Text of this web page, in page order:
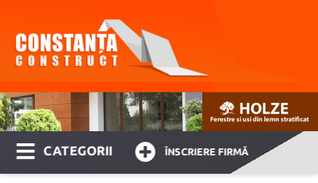
CATEGORII ÎNSCRIERE FIRMĂ